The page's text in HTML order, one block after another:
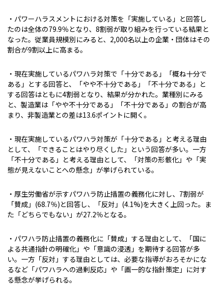
・パワーハラスメントにおける対策を「実施している」と回答し
たのは全体の79.9％となり、8割弱が取り組みを行っている結果と
なった。従業員規模別にみると、2,000名以上の企業・団体はその
割合が9割以上に高まる。
・現在実施しているパワハラ対策で「十分である」「概ね十分で
ある」とする回答と、「やや不十分である」「不十分である」と
する回答はともに4割弱となり、結果が分かれた。業種別にみる
と、製造業は「やや不十分である」「不十分である」の割合が高
まり、非製造業との差は13.6ポイントに開く。
・現在実施しているパワハラ対策が「十分である」と考える理由
として、「できることはやり尽くした」という回答が多い。一方
「不十分である」と考える理由として、「対策の形骸化」や「実
態が見えないことへの懸念」が挙げられている。
・厚生労働省が示すパワハラ防止措置の義務化に対し、7割弱が
「賛成」(68.7％)と回答し、「反対」(4.1%)を大きく上回った。ま
た「どちらでもない」が27.2％となる。
・パワハラ防止措置の義務化に「賛成」する理由として、「国に
よる共通指針の明確化」や「意識の浸透」を期待する回答が多
い。一方「反対」する理由としては、必要な指導がおろそかにな
るなど「パワハラへの過剰反応」や「画一的な指針策定」に対す
る懸念が挙げられる。